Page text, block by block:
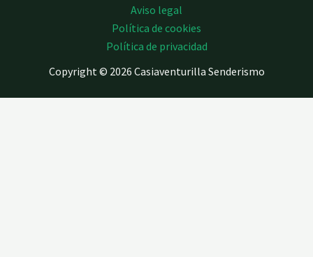
Aviso legal
Política de cookies
Política de privacidad
Copyright © 2026 Casiaventurilla Senderismo